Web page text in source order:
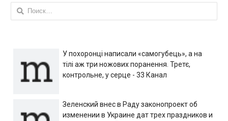
Найти:
У похоронці написали «самогубець», а на
тілі аж три ножових поранення. Третє,
контрольне, у серце - 33 Канал
Зеленский внес в Раду законопроект об
изменении в Украине дат трех праздников и